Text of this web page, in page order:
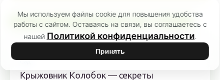
РЕКОМЕНДУЕМ ПО ТЕМЕ
Сад
Крыжовник Колобок — секреты
Мы используем файлы cookie для повышения удобства
работы с сайтом. Оставаясь на связи, вы соглашаетесь с
нашей Политикой конфиденциальности.
Принять